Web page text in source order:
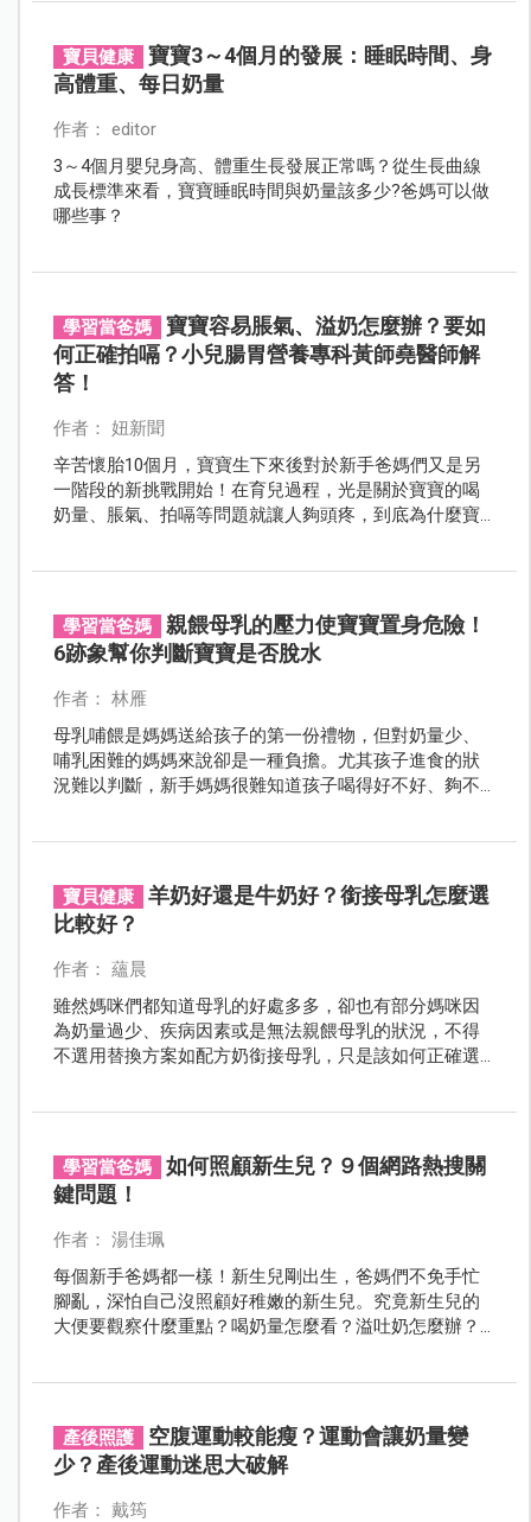
寶貝健康
寶寶3～4個月的發展：睡眠時間、身
高體重、每日奶量
作者： editor
3～4個月嬰兒身高、體重生長發展正常嗎？從生長曲線
成長標準來看，寶寶睡眠時間與奶量該多少?爸媽可以做
哪些事？
學習當爸媽
寶寶容易脹氣、溢奶怎麼辦？要如
何正確拍嗝？小兒腸胃營養專科黃師堯醫師解
答！
作者： 妞新聞
辛苦懷胎10個月，寶寶生下來後對於新手爸媽們又是另
一階段的新挑戰開始！在育兒過程，光是關於寶寶的喝
奶量、脹氣、拍嗝等問題就讓人夠頭疼，到底為什麼寶
學習當爸媽
親餵母乳的壓力使寶寶置身危險！
6跡象幫你判斷寶寶是否脫水
作者： 林雁
母乳哺餵是媽媽送給孩子的第一份禮物，但對奶量少、
哺乳困難的媽媽來說卻是一種負擔。尤其孩子進食的狀
況難以判斷，新手媽媽很難知道孩子喝得好不好、夠不
寶貝健康
羊奶好還是牛奶好？銜接母乳怎麼選
比較好？
作者： 蘊晨
雖然媽咪們都知道母乳的好處多多，卻也有部分媽咪因
為奶量過少、疾病因素或是無法親餵母乳的狀況，不得
不選用替換方案如配方奶銜接母乳，只是該如何正確選
學習當爸媽
如何照顧新生兒？９個網路熱搜關
鍵問題！
作者： 湯佳珮
每個新手爸媽都一樣！新生兒剛出生，爸媽們不免手忙
腳亂，深怕自己沒照顧好稚嫩的新生兒。究竟新生兒的
大便要觀察什麼重點？喝奶量怎麼看？溢吐奶怎麼辦？
產後照護
空腹運動較能瘦？運動會讓奶量變
少？產後運動迷思大破解
作者： 戴筠